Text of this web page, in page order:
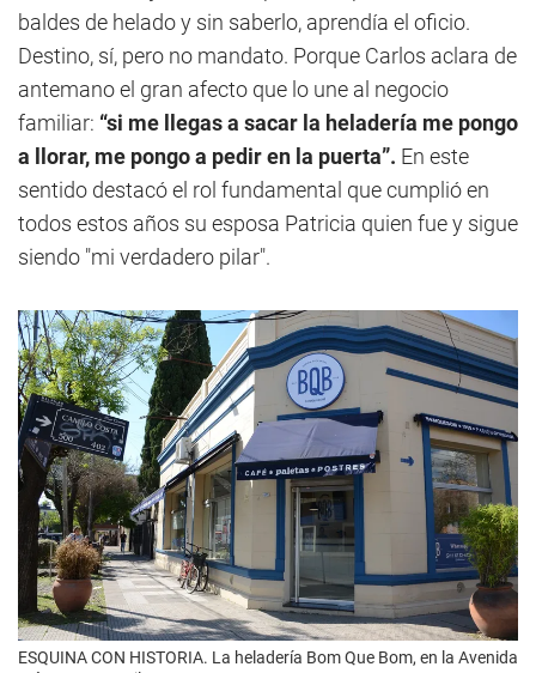
baldes de helado y sin saberlo, aprendía el oficio.
Destino, sí, pero no mandato. Porque Carlos aclara de
antemano el gran afecto que lo une al negocio
familiar: “si me llegas a sacar la heladería me pongo
a llorar, me pongo a pedir en la puerta”. En este
sentido destacó el rol fundamental que cumplió en
todos estos años su esposa Patricia quien fue y sigue
siendo "mi verdadero pilar".
ESQUINA CON HISTORIA. La heladería Bom Que Bom, en la Avenida